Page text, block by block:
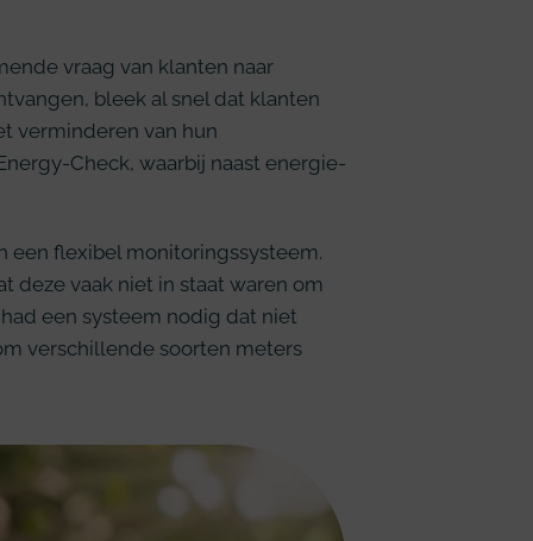
vraag van klanten naar
bleek al snel dat klanten
verminderen van hun
Check, waarbij naast energie-
een flexibel monitoringssysteem.
deze vaak niet in staat waren om
een systeem nodig dat niet
verschillende soorten meters